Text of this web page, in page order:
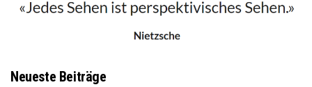
Neueste Beiträge